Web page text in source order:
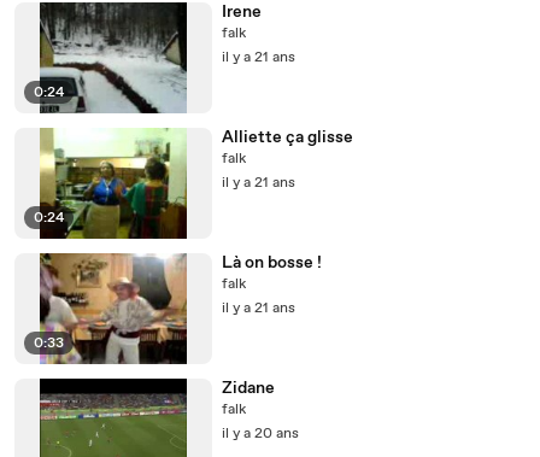
0:24
Irene
falk
il y a 21 ans
0:24
Alliette ça glisse
falk
il y a 21 ans
0:33
Là on bosse !
falk
il y a 21 ans
Zidane
falk
il y a 20 ans